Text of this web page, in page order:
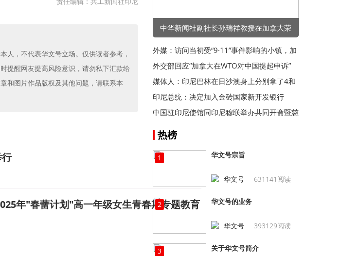
人，不代表华文号立场。仅供读者参考，
提醒网友提高风险意识，请勿私下汇款给
和图片作品版权及其他问题，请联系本
年"春蕾计划"高一年级女生青春期专题教育
中华新闻社副社长孙瑞祥教授在加拿大荣
获“卓越成就奖”
外媒：访问当初受“9·11”事件影响的小镇，加
拿大总理感叹加美失去友谊
外交部回应“加拿大在WTO对中国提起申诉”
媒体人：印尼巴林在日沙澳身上分别拿了4和
5分，后两场全赢怕不够
印尼总统：决定加入金砖国家新开发银行
中国驻印尼使馆同印尼穆联举办共同开斋暨慈
善捐助活动
热榜
1 华文号宗旨
华文号 631141阅读
2 华文号的业务
华文号 393129阅读
3 关于华文号简介